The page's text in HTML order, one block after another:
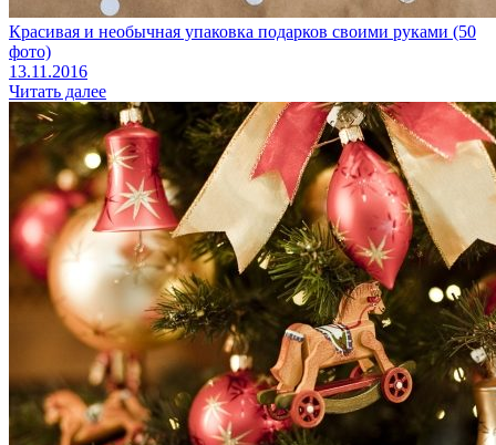
Красивая и необычная упаковка подарков своими руками (50
фото)
13.11.2016
Читать далее